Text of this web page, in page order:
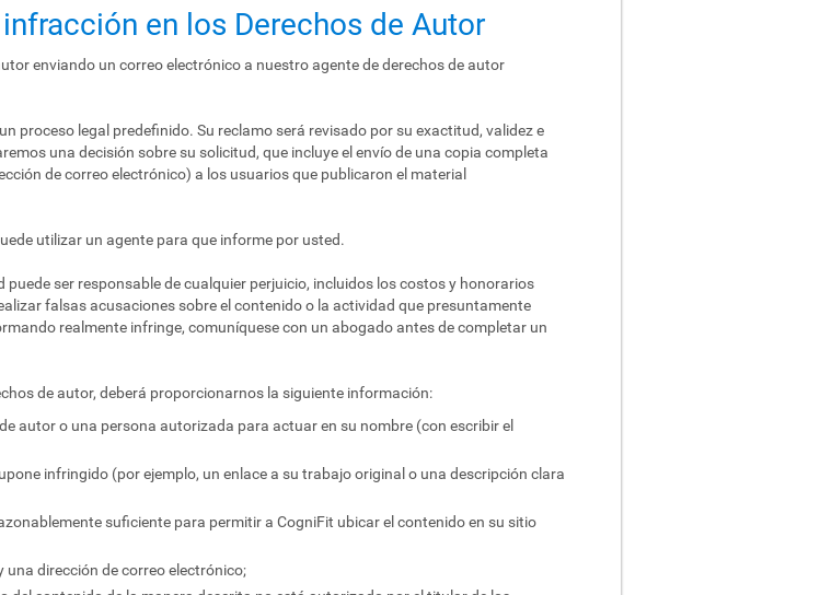
en los Derechos de Autor
enviando un correo electrónico a nuestro agente de derechos de autor
proceso legal predefinido. Su reclamo será revisado por su exactitud, validez e
una decisión sobre su solicitud, que incluye el envío de una copia completa
de correo electrónico) a los usuarios que publicaron el material
utilizar un agente para que informe por usted.
ser responsable de cualquier perjuicio, incluidos los costos y honorarios
falsas acusaciones sobre el contenido o la actividad que presuntamente
realmente infringe, comuníquese con un abogado antes de completar un
de autor, deberá proporcionarnos la siguiente información:
autor o una persona autorizada para actuar en su nombre (con escribir el
infringido (por ejemplo, un enlace a su trabajo original o una descripción clara
suficiente para permitir a CogniFit ubicar el contenido en su sitio
una dirección de correo electrónico;